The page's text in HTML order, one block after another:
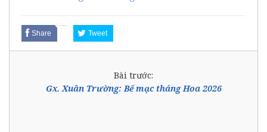
Share Tweet
Bài trước:
Gx. Xuân Trường: Bế mạc tháng Hoa 2026